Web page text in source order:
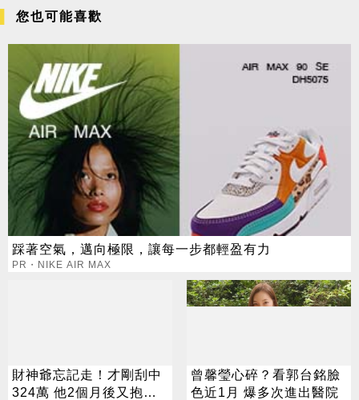
您也可能喜歡
踩著空氣，邁向極限，讓每一步都輕盈有力
PR・NIKE AIR MAX
財神爺忘記走！才剛刮中
324萬 他2個月後又抱回
曾馨瑩心碎？看郭台銘臉
色近1月 爆多次進出醫院